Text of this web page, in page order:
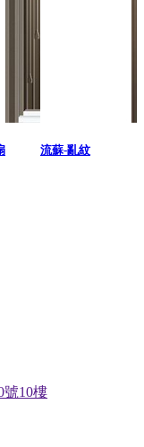
流蘇-亂紋
號10樓